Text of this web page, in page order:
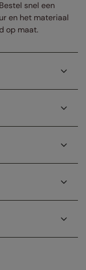
snel een
en het materiaal
op maat.